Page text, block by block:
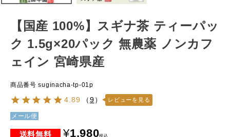
【国産 100%】スギナ茶 ティーパッ
ク 1.5g×20パック 無農薬 ノンカフ
ェイン 宮崎県産
商品番号 suginacha-tp-01p
4.89 （9） レビューを見る
メール便
¥1,980税込